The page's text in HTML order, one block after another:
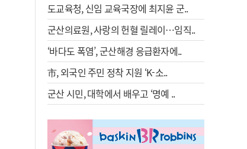
도교육청, 신임 교육국장에 최지윤 군..
군산의료원, 사랑의 헌혈 릴레이…임직..
‘바다도 폭염’, 군산해경 응급환자에..
市, 외국인 주민 정착 지원 ‘K-소..
군산 시민, 대학에서 배우고 ‘명예 ..